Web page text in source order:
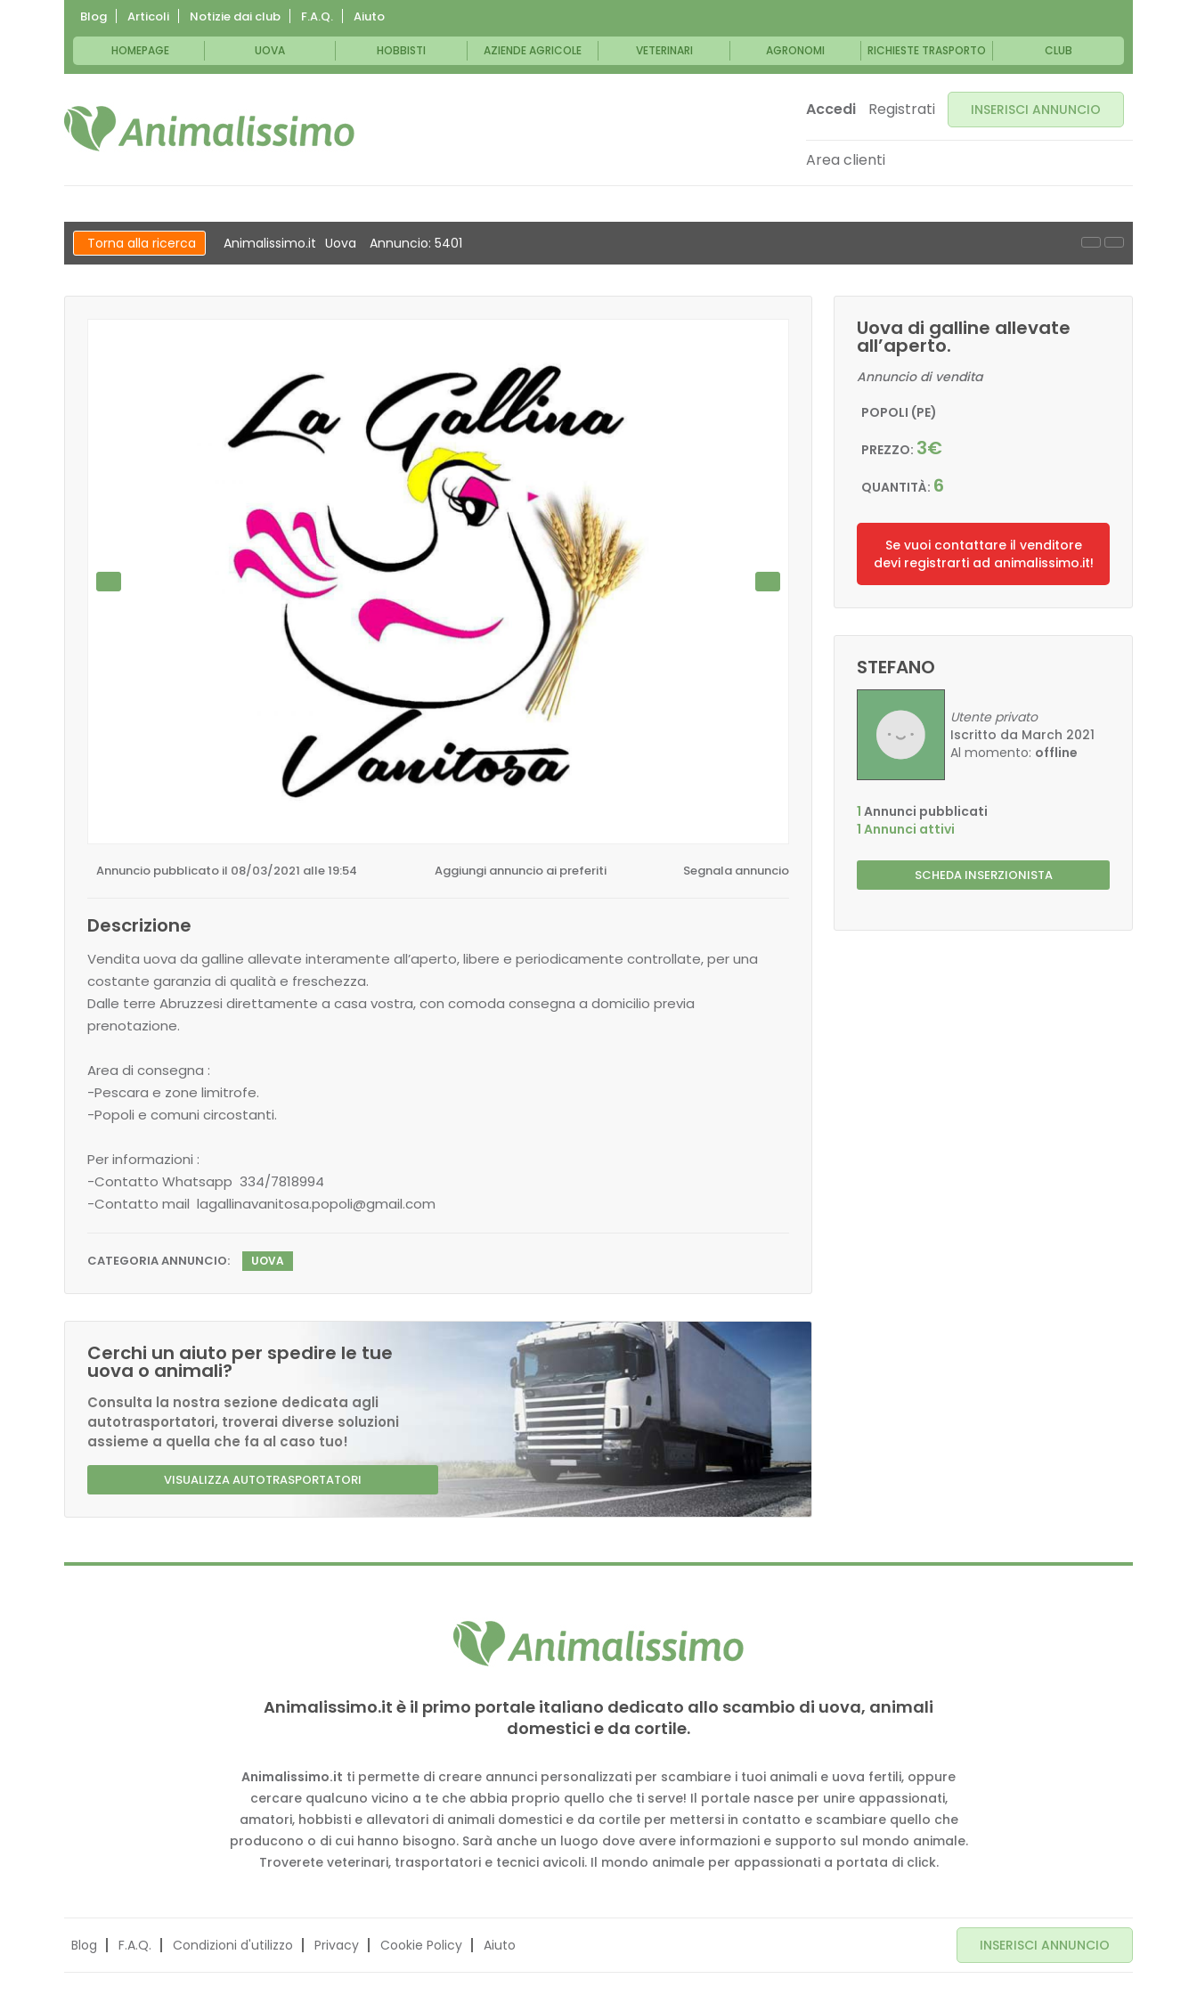
Blog Articoli Notizie dai club F.A.Q. Aiuto
HOMEPAGE UOVA HOBBISTI AZIENDE AGRICOLE VETERINARI AGRONOMI RICHIESTE TRASPORTO CLUB
Accedi Registrati INSERISCI ANNUNCIO
Area clienti
Torna alla ricerca Animalissimo.it Uova Annuncio: 5401
Annuncio pubblicato il 08/03/2021 alle 19:54 Aggiungi annuncio ai preferiti Segnala annuncio
Descrizione
Vendita uova da galline allevate interamente all’aperto, libere e periodicamente controllate, per una
costante garanzia di qualità e freschezza.
Dalle terre Abruzzesi direttamente a casa vostra, con comoda consegna a domicilio previa
prenotazione.
Area di consegna :
-Pescara e zone limitrofe.
-Popoli e comuni circostanti.
Per informazioni :
-Contatto Whatsapp 334/7818994
-Contatto mail lagallinavanitosa.popoli@gmail.com
CATEGORIA ANNUNCIO: UOVA
Cerchi un aiuto per spedire le tue
uova o animali?
Consulta la nostra sezione dedicata agli
autotrasportatori, troverai diverse soluzioni
assieme a quella che fa al caso tuo!
VISUALIZZA AUTOTRASPORTATORI
Uova di galline allevate
all’aperto.
Annuncio di vendita
POPOLI (PE)
PREZZO: 3€
QUANTITÀ: 6
Se vuoi contattare il venditore
devi registrarti ad animalissimo.it!
STEFANO
Utente privato
Iscritto da March 2021
Al momento: offline
1 Annunci pubblicati
1 Annunci attivi
SCHEDA INSERZIONISTA
Animalissimo.it è il primo portale italiano dedicato allo scambio di uova, animali
domestici e da cortile.
Animalissimo.it ti permette di creare annunci personalizzati per scambiare i tuoi animali e uova fertili, oppure
cercare qualcuno vicino a te che abbia proprio quello che ti serve! Il portale nasce per unire appassionati,
amatori, hobbisti e allevatori di animali domestici e da cortile per mettersi in contatto e scambiare quello che
producono o di cui hanno bisogno. Sarà anche un luogo dove avere informazioni e supporto sul mondo animale.
Troverete veterinari, trasportatori e tecnici avicoli. Il mondo animale per appassionati a portata di click.
Blog F.A.Q. Condizioni d'utilizzo Privacy Cookie Policy Aiuto INSERISCI ANNUNCIO